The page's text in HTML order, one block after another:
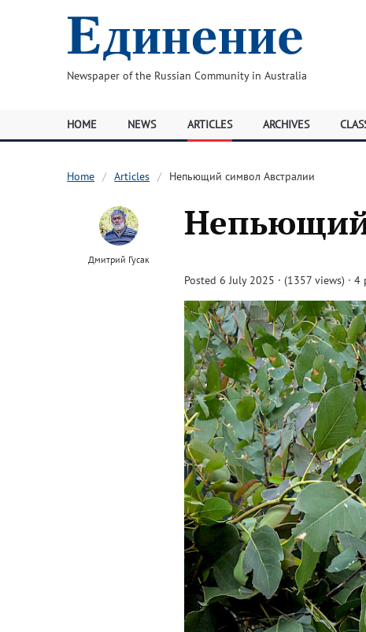
Newspaper of the Russian Community in Australia
HOME NEWS ARTICLES ARCHIVES
Home Articles Непьющий символ Австралии
Дмитрий Гусак
Непьющий
Posted 6 July 2025 · (1357 views) ·